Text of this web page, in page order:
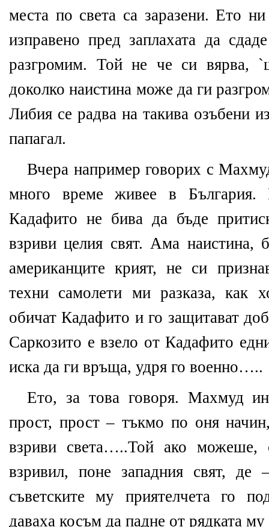
места по света са заразени. Ето
изправено пред заплахата да
разгромим. Той не че си вярва,
доколко наистина може да ги
Либия се радва на такива озъбени
папагал.
Вчера например говорих с
много време живее в
Кадафито не бива да бъде
взриви целия свят. Ама
американците крият, не си
техни самолети ми разказа, как
обичат Кадафито и го защитават
Саркозито е взело от Кадафито
иска да ги връща, удря го военно…..
Ето, за това говоря. Махмуд
прост, прост – тъкмо по оня
взриви света…..Той ако
взривил, поне западния свят, де
съветските му приятелчета го
даваха косъм да падне от рядката